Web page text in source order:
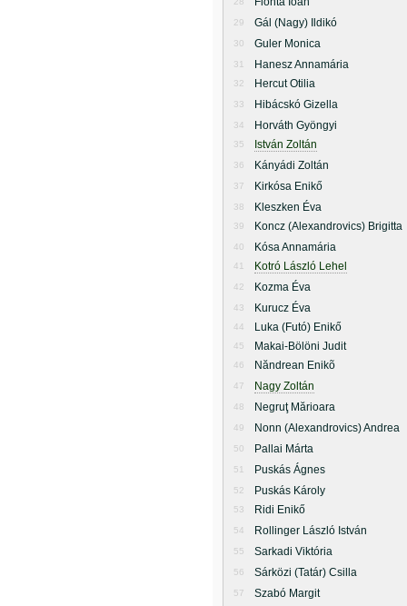
29 Gál (Nagy) Ildikó
30 Guler Monica
31 Hanesz Annamária
32 Hercut Otilia
33 Hibácskó Gizella
34 Horváth Gyöngyi
35 István Zoltán
36 Kányádi Zoltán
37 Kirkósa Enikő
38 Kleszken Éva
39 Koncz (Alexandrovics) Brigitta
40 Kósa Annamária
41 Kotró László Lehel
42 Kozma Éva
43 Kurucz Éva
44 Luka (Futó) Enikő
45 Makai-Bölöni Judit
46 Năndrean Enikõ
47 Nagy Zoltán
48 Negruţ Mărioara
49 Nonn (Alexandrovics) Andrea
50 Pallai Márta
51 Puskás Ágnes
52 Puskás Károly
53 Ridi Enikő
54 Rollinger László István
55 Sarkadi Viktória
56 Sárközi (Tatár) Csilla
57 Szabó Margit